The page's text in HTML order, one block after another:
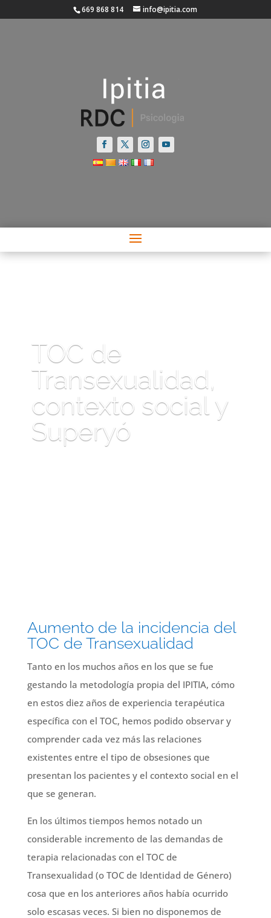
669 868 814 info@ipitia.com
TOC de
Transexualidad,
contexto social y
Superyó
Aumento de la incidencia del
TOC de Transexualidad
Tanto en los muchos años en los que se fue
gestando la metodología propia del IPITIA, cómo
en estos diez años de experiencia terapéutica
específica con el TOC, hemos podido observar y
comprender cada vez más las relaciones
existentes entre el tipo de obsesiones que
presentan los pacientes y el contexto social en el
que se generan.
En los últimos tiempos hemos notado un
considerable incremento de las demandas de
terapia relacionadas con el TOC de
Transexualidad (o TOC de Identidad de Género)
cosa que en los anteriores años había ocurrido
solo escasas veces. Si bien no disponemos de